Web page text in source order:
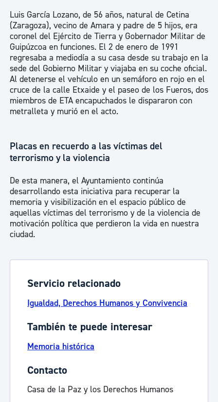
Luis García Lozano, de 56 años, natural de Cetina
(Zaragoza), vecino de Amara y padre de 5 hijos, era
coronel del Ejército de Tierra y Gobernador Militar de
Guipúzcoa en funciones. El 2 de enero de 1991
regresaba a mediodía a su casa desde su trabajo en la
sede del Gobierno Militar y viajaba en su coche oficial.
Al detenerse el vehículo en un semáforo en rojo en el
cruce de la calle Etxaide y el paseo de los Fueros, dos
miembros de ETA encapuchados le dispararon con
metralleta y murió en el acto.
Placas en recuerdo a las víctimas del
terrorismo y la violencia
De esta manera, el Ayuntamiento continúa
desarrollando esta iniciativa para recuperar la
memoria y visibilización en el espacio público de
aquellas víctimas del terrorismo y de la violencia de
motivación política que perdieron la vida en nuestra
ciudad.
Servicio relacionado
Igualdad, Derechos Humanos y Convivencia
También te puede interesar
Memoria histórica
Contacto
Casa de la Paz y los Derechos Humanos